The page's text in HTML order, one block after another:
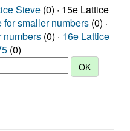
Sieve (0) · 15e Lattice
for smaller numbers (0) ·
numbers (0) · 16e Lattice
(0)